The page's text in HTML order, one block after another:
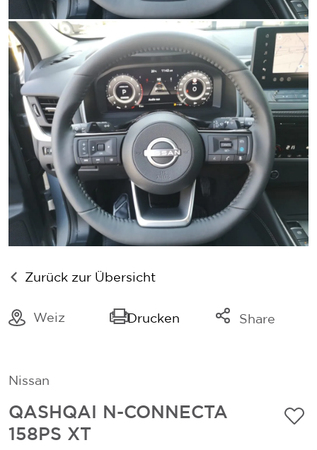
Zurück zur Übersicht
Weiz Drucken Share
Nissan
QASHQAI N-CONNECTA
158PS XT